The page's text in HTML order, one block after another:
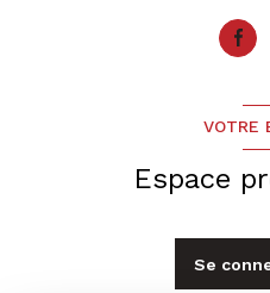
VOTRE
Espace
Se